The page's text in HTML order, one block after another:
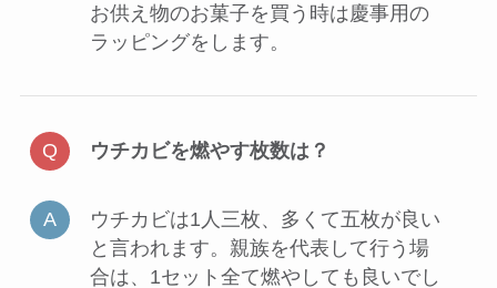
お供え物のお菓子を買う時は慶事用の
ラッピングをします。
ウチカビを燃やす枚数は？
ウチカビは1人三枚、多くて五枚が良い
と言われます。親族を代表して行う場
合は、1セット全て燃やしても良いでし